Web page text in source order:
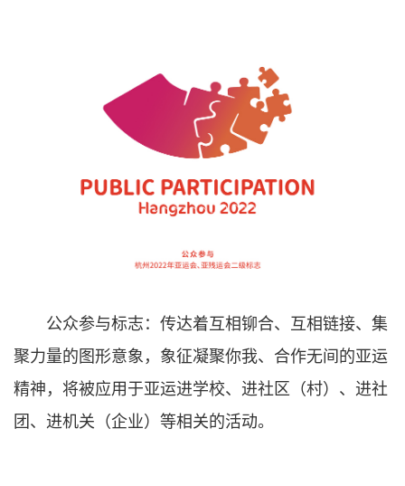
公众参与标志：传达着互相铆合、互相链接、集
聚力量的图形意象，象征凝聚你我、合作无间的亚运
精神，将被应用于亚运进学校、进社区（村）、进社
团、进机关（企业）等相关的活动。